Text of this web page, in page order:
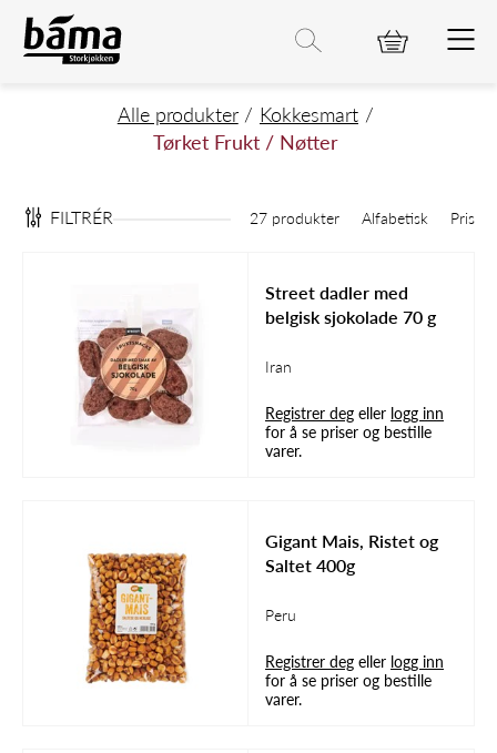
Tørket Frukt / Nøtter
Hovedinnhold
Hovedmeny
HovedmenyAlle produkter
Kokkesmart
Tørket Frukt / Nøtter
FILTRÉR 27 produkter Alfabetisk Pris
Street dadler med
belgisk sjokolade 70 g
Iran
Registrer deg eller logg inn
for å se priser og bestille
varer.
Gigant Mais, Ristet og
Saltet 400g
Peru
Registrer deg eller logg inn
for å se priser og bestille
varer.